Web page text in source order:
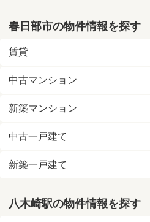
春日部市の物件情報を探す
賃貸
中古マンション
新築マンション
中古一戸建て
新築一戸建て
八木崎駅の物件情報を探す